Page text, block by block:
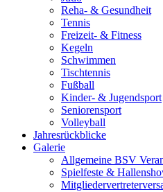
Reha- & Gesundheit
Tennis
Freizeit- & Fitness
Kegeln
Schwimmen
Tischtennis
Fußball
Kinder- & Jugendsport
Seniorensport
Volleyball
Jahresrückblicke
Galerie
Allgemeine BSV
Spielfeste &